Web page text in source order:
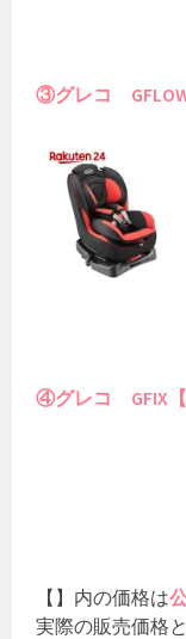
③グレコ GFLOW
④グレコ GFIX【
【】内の価格は
実際の販売価格